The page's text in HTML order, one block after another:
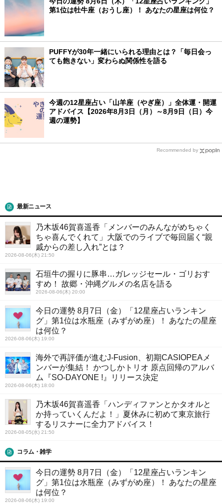
第1位は牡牛座（おうし座）！ あなたの星座は何位？
PUFFYが30年一緒にいられる理由とは？「毎日会っ
ても飽きない」変わらぬ関係性を語る
今週の12星座占い「山羊座（やぎ座）」全体運・開運
アドバイス【2026年8月3日（月）～8月9日（日）今
週の運勢】
Recommended by
最新ニュース
乃木坂46賀喜遥香「メンバーのみんながめちゃく
ちゃ喜んでくれて」大阪でのライブで毎回届く“親
戚からの差し入れ”とは？
2026-08-06(木) 21:50
石垣牛の握りに豚串…ガレッジセール・ゴリおす
すめ！ 故郷・沖縄グルメの名店を語る
2026-08-06(木) 20:00
今日の運勢 8月7日（金）「12星座占いランキン
グ」第1位は水瓶座（みずがめ座）！ あなたの星座
は何位？
2026-08-06(木) 19:00
海外で再評価が進むJ-Fusion、初期CASIOPEAメ
ンバーが集結！ かつしかトリオ 原点回帰のアルバ
ム『SO-DAYONE !』リリース決定
2026-08-06(木) 18:00
乃木坂46賀喜遥香「ハンディファンとかタオルと
か持っていくんだよ！」夏休みに初めて東京旅行
するリスナーに全力アドバイス！
2026-08-05(水) 21:50
コラム・雑学
今日の運勢 8月7日（金）「12星座占いランキン
グ」第1位は水瓶座（みずがめ座）！ あなたの星座
は何位？
2026-08-06(木) 19:00